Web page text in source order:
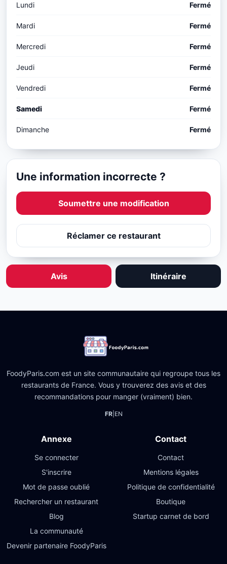
Lundi Fermé
Mardi Fermé
Mercredi Fermé
Jeudi Fermé
Vendredi Fermé
Samedi Fermé
Dimanche Fermé
Une information incorrecte ?
Soumettre une modification
Réclamer ce restaurant
Avis Itinéraire
FoodyParis.com est un site communautaire qui regroupe tous les
restaurants de France. Vous y trouverez des avis et des
recommandations pour manger (vraiment) bien.
FR| EN
Annexe
Se connecter
S'inscrire
Mot de passe oublié
Rechercher un restaurant
Blog
La communauté
Devenir partenaire FoodyParis
Contact
Contact
Mentions légales
Politique de confidentialité
Boutique
Startup carnet de bord